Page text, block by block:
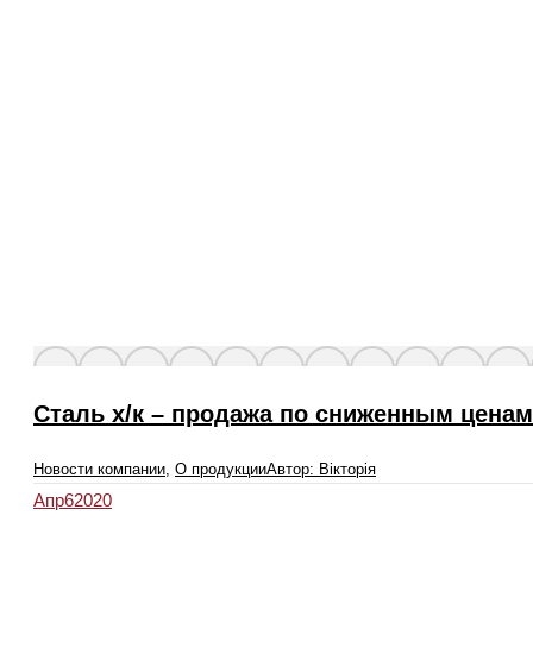
Сталь х/к – продажа по сниженным ценам
Новости компании, О продукцииАвтор: Вікторія
Апр62020